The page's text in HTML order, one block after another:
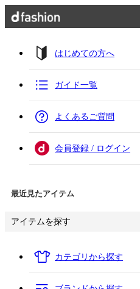
はじめての方へ
ガイド一覧
よくあるご質問
会員登録 / ログイン
最近見たアイテム
アイテムを探す
カテゴリから探す